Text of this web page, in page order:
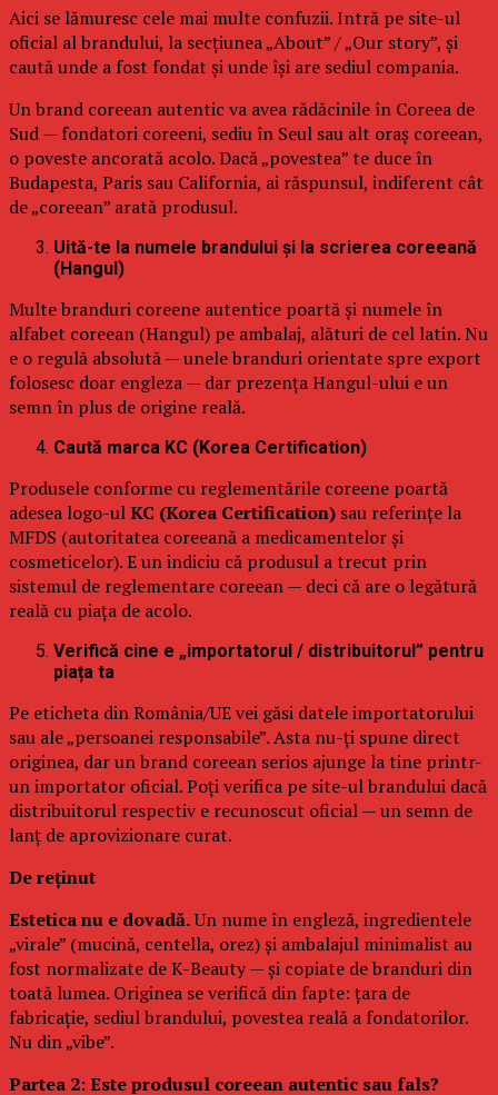
Aici se lămuresc cele mai multe confuzii. Intră pe site-ul
oficial al brandului, la secțiunea „About” / „Our story”, și
caută unde a fost fondat și unde își are sediul compania.
Un brand coreean autentic va avea rădăcinile în Coreea de
Sud — fondatori coreeni, sediu în Seul sau alt oraș coreean,
o poveste ancorată acolo. Dacă „povestea” te duce în
Budapesta, Paris sau California, ai răspunsul, indiferent cât
de „coreean” arată produsul.
Uită-te la numele brandului și la scrierea coreeană
(Hangul)
Multe branduri coreene autentice poartă și numele în
alfabet coreean (Hangul) pe ambalaj, alături de cel latin. Nu
e o regulă absolută — unele branduri orientate spre export
folosesc doar engleza — dar prezența Hangul-ului e un
semn în plus de origine reală.
Caută marca KC (Korea Certification)
Produsele conforme cu reglementările coreene poartă
adesea logo-ulKC (Korea Certification) sau referințe la
MFDS (autoritatea coreeană a medicamentelor și
cosmeticelor). E un indiciu că produsul a trecut prin
sistemul de reglementare coreean — deci că are o legătură
reală cu piața de acolo.
Verifică cine e „importatorul / distribuitorul” pentru
piața ta
Pe eticheta din România/UE vei găsi datele importatorului
sau ale „persoanei responsabile”. Asta nu-ți spune direct
originea, dar un brand coreean serios ajunge la tine printr-
un importator oficial. Poți verifica pe site-ul brandului dacă
distribuitorul respectiv e recunoscut oficial — un semn de
lanț de aprovizionare curat.
De reținut
Estetica nu e dovadă.Un nume în engleză, ingredientele
„virale” (mucină, centella, orez) și ambalajul minimalist au
fost normalizate de K-Beauty — și copiate de branduri din
toată lumea. Originea se verifică din fapte: țara de
fabricație, sediul brandului, povestea reală a fondatorilor.
Nu din „vibe”.
Partea 2: Este produsul coreean autentic sau fals?